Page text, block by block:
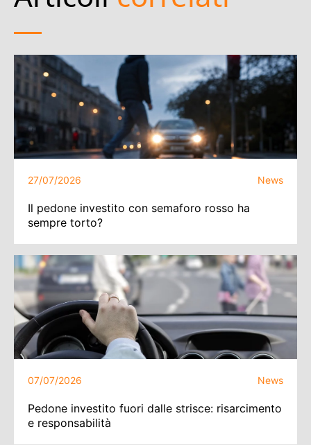
27/07/2026 News
Il pedone investito con semaforo rosso ha
sempre torto?
07/07/2026 News
Pedone investito fuori dalle strisce: risarcimento
e responsabilità